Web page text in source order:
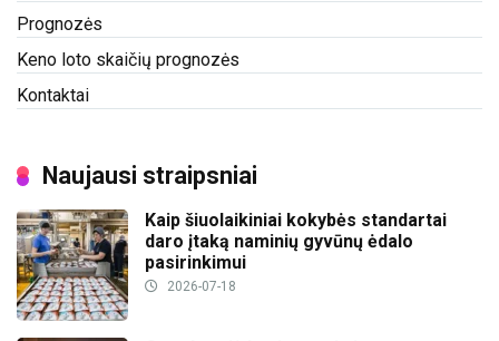
Prognozės
Keno loto skaičių prognozės
Kontaktai
Naujausi straipsniai
Kaip šiuolaikiniai kokybės standartai
daro įtaką naminių gyvūnų ėdalo
pasirinkimui
2026-07-18